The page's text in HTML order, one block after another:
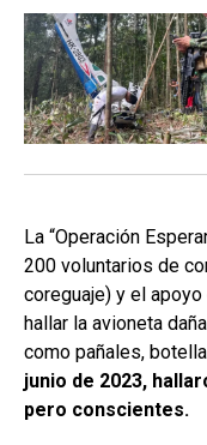
La “Operación
200 voluntarios de
coreguaje) y el
hallar la avioneta
como pañales,
junio de 2023,
pero conscientes.